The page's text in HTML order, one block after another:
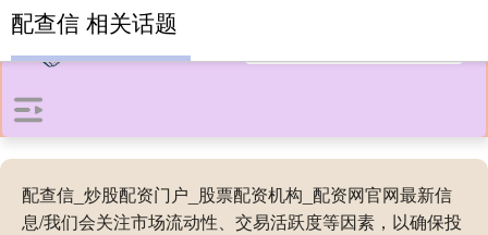
配查信_炒股配资门户_股票配资机构_配资网官网最新信
息/我们会关注市场流动性、交易活跃度等因素，以确保投
配查信 相关话题